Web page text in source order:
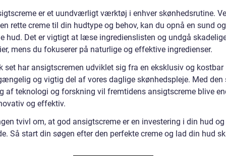
er et uundværligt værktøj i enhver skønhedsrutine.
rette creme til din hudtype og behov, kan du opnå en sund og
hud. Det er vigtigt at læse ingredienslisten og undgå
mens du fokuserer på naturlige og effektive ingredienser.
set har ansigtscremen udviklet sig fra en eksklusiv og kostbar
og vigtig del af vores daglige skønhedspleje. Med den
af teknologi og forskning vil fremtidens ansigtscreme blive
og effektiv.
tvivl om, at god ansigtscreme er en investering i din hud
Så start din søgen efter den perfekte creme og lad din hud